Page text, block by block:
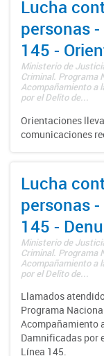
Lucha
personas
145 -
Ministerio de
Criminal. Programa
Acompañamiento a
por el Delito de...
Orientaciones
comunicaciones
Lucha
personas
145 -
Ministerio de
Criminal. Programa
Acompañamiento a
por el Delito de...
Llamados
Programa
Acompañamiento
Damnificadas por
Línea 145.